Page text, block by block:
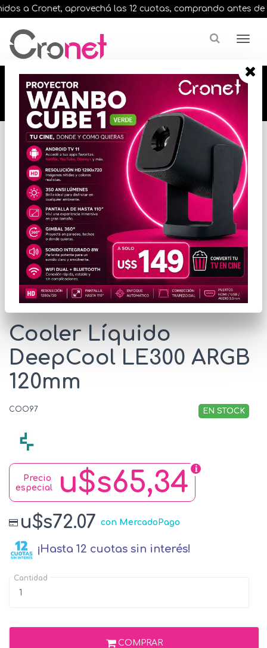
a Cronet, aprovechá las 12 cuotas, comprando antes de
🔥🔥🔥 12 cuotas, en todos nuestros artículos,
comprando antes de las 13 hrs. envíos en el
día 🔥🔥🔥
Inicio
VARIOS INFORMATICA
ACCESORIOS VARIOS
* Las imágenes se exhiben con fines ilustrativos.
Cooler Líquido
DeepCool LE300 ARGB
120mm
COO97 EN STOCK
u$s65,34
Precio
especial
u$s72.07 con MercadoPago
¡Hasta 12 cuotas sin interés!
Cantidad
COMPRAR